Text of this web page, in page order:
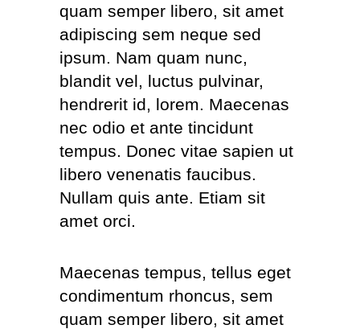
quam semper libero, sit amet
adipiscing sem neque sed
ipsum. Nam quam nunc,
blandit vel, luctus pulvinar,
hendrerit id, lorem. Maecenas
nec odio et ante tincidunt
tempus. Donec vitae sapien ut
libero venenatis faucibus.
Nullam quis ante. Etiam sit
amet orci.
Maecenas tempus, tellus eget
condimentum rhoncus, sem
quam semper libero, sit amet